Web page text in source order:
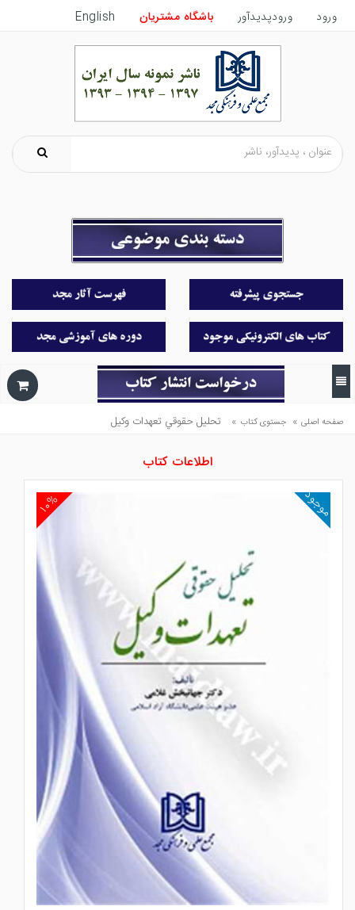
ورود ورودپدیدآور باشگاه مشتریان English
صفحه اصلی » جستوی کتاب » تحليل حقوقي تعهدات وكيل
اطلاعات کتاب
۱۰% موجود